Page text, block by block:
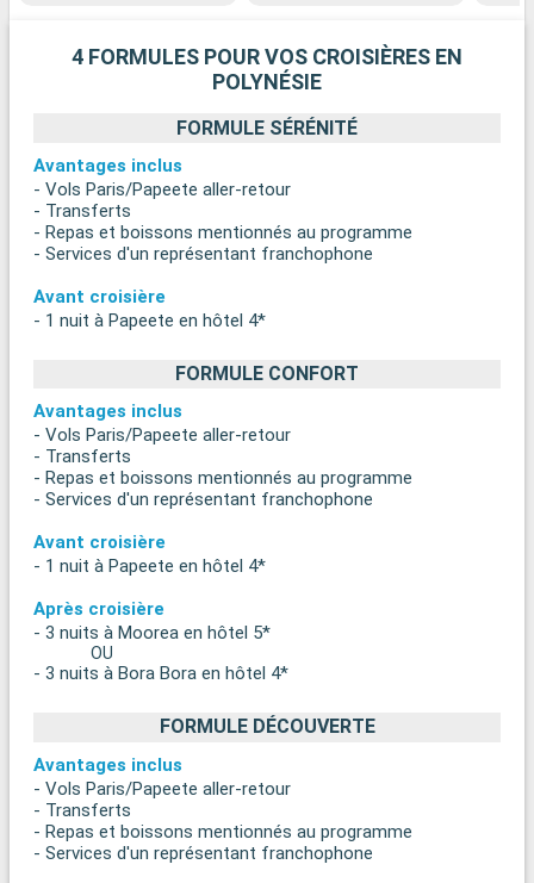
4 FORMULES POUR VOS CROISIÈRES EN
POLYNÉSIE
FORMULE SÉRÉNITÉ
Avantages inclus
- Vols Paris/Papeete aller-retour
- Transferts
- Repas et boissons mentionnés au programme
- Services d'un représentant franchophone
Avant croisière
- 1 nuit à Papeete en hôtel 4*
FORMULE CONFORT
Avantages inclus
- Vols Paris/Papeete aller-retour
- Transferts
- Repas et boissons mentionnés au programme
- Services d'un représentant franchophone
Avant croisière
- 1 nuit à Papeete en hôtel 4*
Après croisière
- 3 nuits à Moorea en hôtel 5*
OU
- 3 nuits à Bora Bora en hôtel 4*
FORMULE DÉCOUVERTE
Avantages inclus
- Vols Paris/Papeete aller-retour
- Transferts
- Repas et boissons mentionnés au programme
- Services d'un représentant franchophone